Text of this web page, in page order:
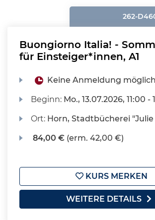
262-
Buongiorno Italia! -
für Einsteiger*innen, A1
Keine Anmeldung möglich
Beginn: Mo., 13.07.2026, 11:00 -
Ort: Horn, Stadtbücherei
84,00 € (erm. 42,00 €)
KURS MERKEN
WEITERE DETAILS